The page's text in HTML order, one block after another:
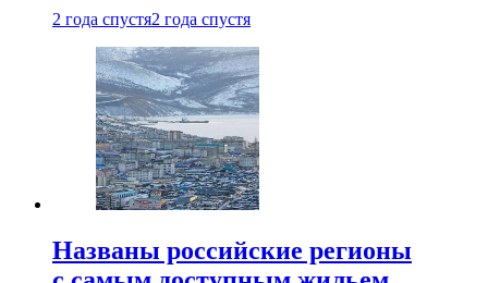
2 года спустя2 года спустя
Названы российские регионы